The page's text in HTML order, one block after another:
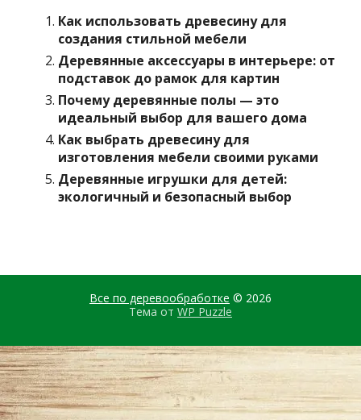
Как использовать древесину для
создания стильной мебели
Деревянные аксессуары в интерьере: от
подставок до рамок для картин
Почему деревянные полы — это
идеальный выбор для вашего дома
Как выбрать древесину для
изготовления мебели своими руками
Деревянные игрушки для детей:
экологичный и безопасный выбор
Все по деревообработке © 2026
Тема от WP Puzzle